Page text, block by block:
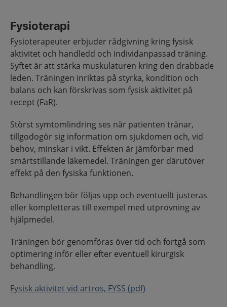
Fysioterapi
Fysioterapeuter erbjuder rådgivning kring fysisk
aktivitet och handledd och individanpassad träning.
Syftet är att stärka muskulaturen kring den drabbade
leden. Träningen inriktas på styrka, kondition och
balans och kan förskrivas som fysisk aktivitet på
recept (FaR).
Störst symtomlindring ses när patienten tränar,
tillgodogör sig information om sjukdomen och, vid
behov, minskar i vikt. Effekten är jämförbar med
smärtstillande läkemedel. Träningen ger därutöver
effekt på den fysiska funktionen.
Behandlingen bör följas upp och eventuellt justeras
eller kompletteras till exempel med utprovning av
hjälpmedel.
Träningen bör genomföras över tid och fortgå som
optimering inför eller efter eventuell kirurgisk
behandling.
Fysisk aktivitet vid artros, FYSS (pdf)